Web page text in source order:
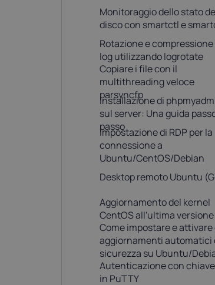
Monitoraggio dello stato
disco con smartctl e
Rotazione e compressione
log utilizzando logrotate
Copiare i file con il
multithreading veloce
parsyncfp
Installazione di
sul server: Una guida
passo
Impostazione di RDP per la
connessione a
Ubuntu/CentOS/Debian
Desktop remoto Ubuntu
Aggiornamento del kernel
CentOS all'ultima versione
Come impostare e attivare
aggiornamenti automatici
sicurezza su Ubuntu/
Autenticazione con chiave
in PuTTY